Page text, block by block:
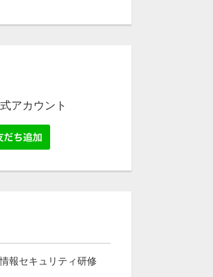
アカウント
報セキュリティ研修